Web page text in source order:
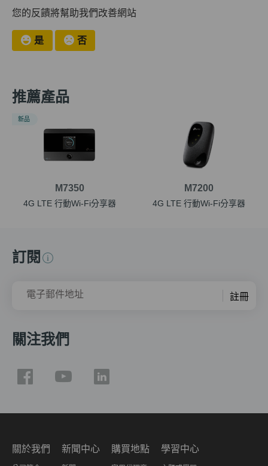
您的反饋將幫助我們改善網站
是 否
推薦產品
M7350
4G LTE 行動Wi-Fi分享器
新品
M7200
4G LTE 行動Wi-Fi分享器
訂閱
電子郵件地址 註冊
關注我們
關於我們 新聞中心 購買地點 學習中心